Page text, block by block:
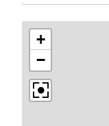
+
−